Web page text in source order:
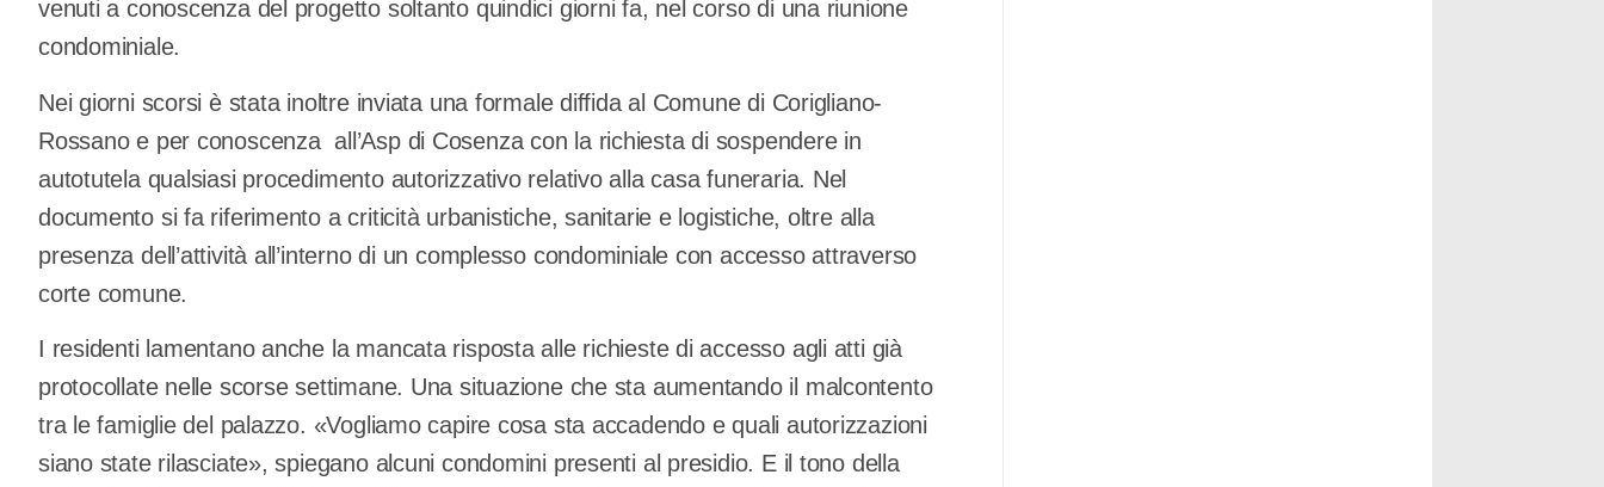
venuti a conoscenza del progetto soltanto quindici giorni fa, nel corso di una riunione
condominiale.
Nei giorni scorsi è stata inoltre inviata una formale diffida al Comune di Corigliano-
Rossano e per conoscenza all’Asp di Cosenza con la richiesta di sospendere in
autotutela qualsiasi procedimento autorizzativo relativo alla casa funeraria. Nel
documento si fa riferimento a criticità urbanistiche, sanitarie e logistiche, oltre alla
presenza dell’attività all’interno di un complesso condominiale con accesso attraverso
corte comune.
I residenti lamentano anche la mancata risposta alle richieste di accesso agli atti già
protocollate nelle scorse settimane. Una situazione che sta aumentando il malcontento
tra le famiglie del palazzo. «Vogliamo capire cosa sta accadendo e quali autorizzazioni
siano state rilasciate», spiegano alcuni condomini presenti al presidio. E il tono della